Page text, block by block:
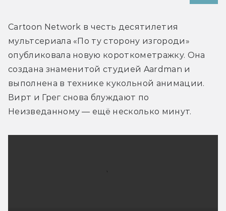
Cartoon Network в честь десятилетия
мультсериала «По ту сторону изгороди»
опубликовала новую короткометражку. Она
создана знаменитой студией Aardman и
выполнена в технике кукольной анимации.
Вирт и Грег снова блуждают по
Неизведанному — ещё несколько минут.